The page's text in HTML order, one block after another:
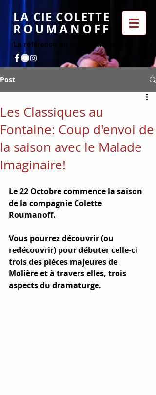
LA CIE COLETTE
ROUMANOFF
La référence du théâtre classique
Post
Les Classiques au
Fontaine: Coup d'envoi de
la saison avec le Malade
Imaginaire!
Le 22 Octobre commence la saison
de la compagnie Colette
Roumanoff.
Vous pourrez découvrir (ou
redécouvrir) pour débuter celle-ci
trois des pièces majeures de
Molière et à travers elles, trois
aspects du dramaturge.